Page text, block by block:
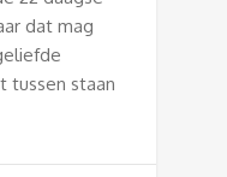
dat mag
tussen staan